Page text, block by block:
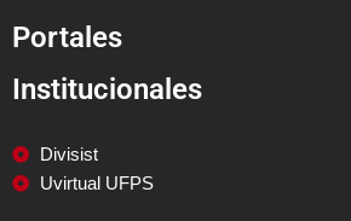
Portales
Institucionales
Divisist
Uvirtual UFPS